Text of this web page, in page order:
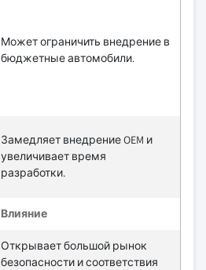
Может ограничить внедрение в
бюджетные автомобили.
Замедляет внедрение OEM и
увеличивает время
разработки.
Влияние
Открывает большой рынок
безопасности и соответствия